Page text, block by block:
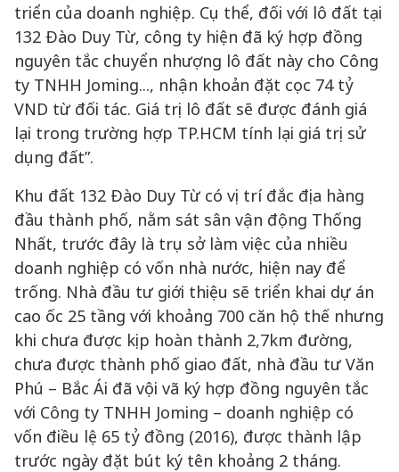
triển của doanh nghiệp. Cụ thể, đối với lô đất tại
132 Đào Duy Từ, công ty hiện đã ký hợp đồng
nguyên tắc chuyển nhượng lô đất này cho Công
ty TNHH Joming..., nhận khoản đặt cọc 74 tỷ
VND từ đối tác. Giá trị lô đất sẽ được đánh giá
lại trong trường hợp TP.HCM tính lại giá trị sử
dụng đất”.
Khu đất 132 Đào Duy Từ có vị trí đắc địa hàng
đầu thành phố, nằm sát sân vận động Thống
Nhất, trước đây là trụ sở làm việc của nhiều
doanh nghiệp có vốn nhà nước, hiện nay để
trống. Nhà đầu tư giới thiệu sẽ triển khai dự án
cao ốc 25 tầng với khoảng 700 căn hộ thế nhưng
khi chưa được kịp hoàn thành 2,7km đường,
chưa được thành phố giao đất, nhà đầu tư Văn
Phú – Bắc Ái đã vội vã ký hợp đồng nguyên tắc
với Công ty TNHH Joming – doanh nghiệp có
vốn điều lệ 65 tỷ đồng (2016), được thành lập
trước ngày đặt bút ký tên khoảng 2 tháng.